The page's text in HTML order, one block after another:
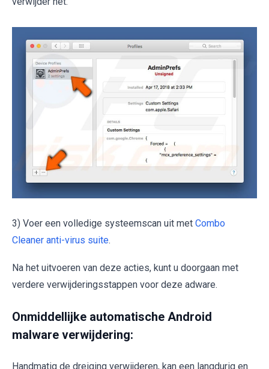
3) Voer een volledige systeemscan uit met Combo
Cleaner anti-virus suite.
Na het uitvoeren van deze acties, kunt u doorgaan met
verdere verwijderingsstappen voor deze adware.
Onmiddellijke automatische Android
malware verwijdering:
Handmatig de dreiging verwijderen, kan een langdurig en